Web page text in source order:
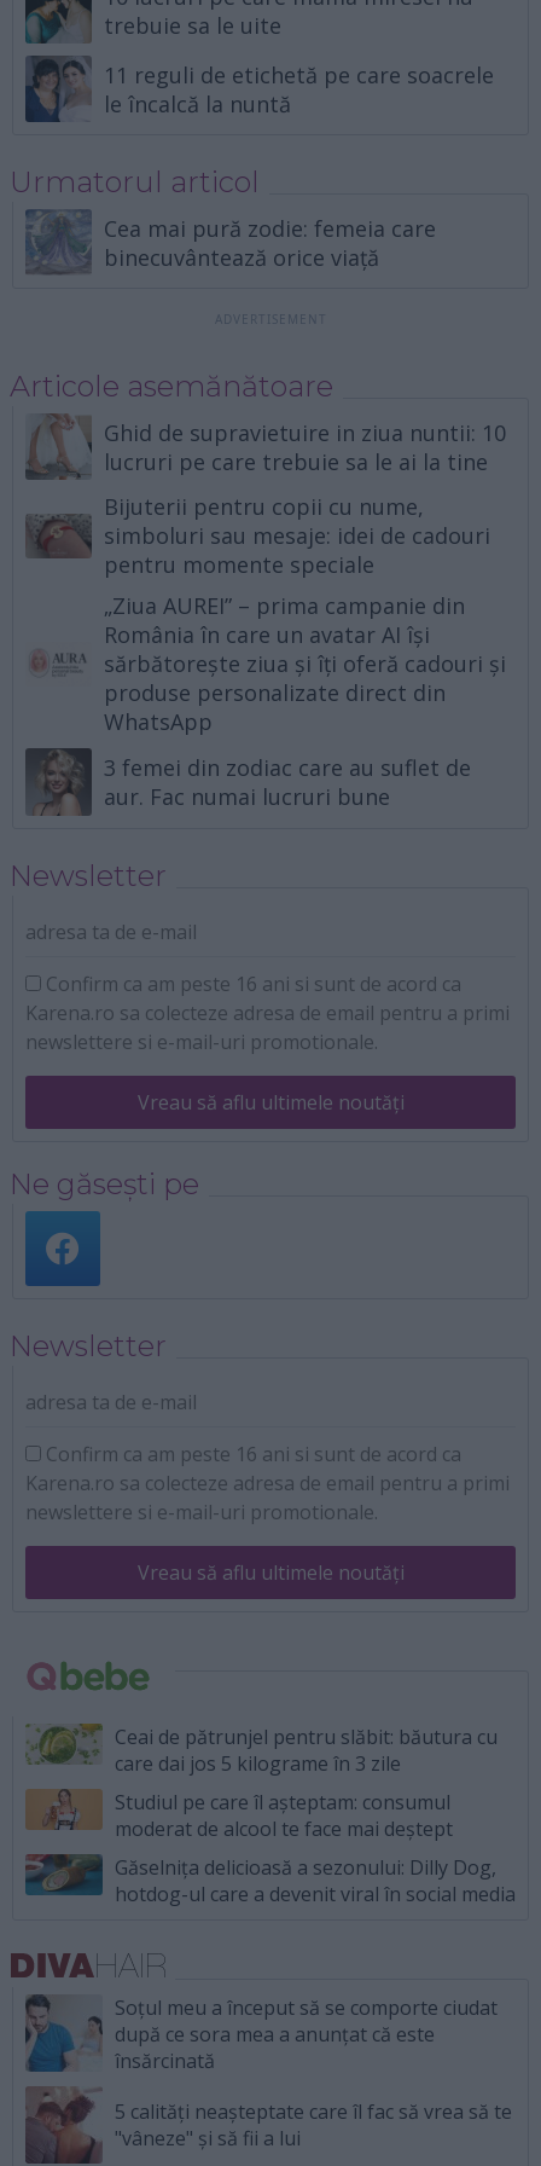
trebuie sa le uite
11 reguli de etichetă pe care soacrele
le încalcă la nuntă
Urmatorul articol
Cea mai pură zodie: femeia care
binecuvântează orice viață
Articole asemănătoare
Ghid de supravietuire in ziua nuntii: 10
lucruri pe care trebuie sa le ai la tine
Bijuterii pentru copii cu nume,
simboluri sau mesaje: idei de cadouri
pentru momente speciale
„Ziua AUREI” – prima campanie din
România în care un avatar AI își
sărbătorește ziua și îți oferă cadouri și
produse personalizate direct din
WhatsApp
3 femei din zodiac care au suflet de
aur. Fac numai lucruri bune
Newsletter
adresa ta de e-mail
Confirm ca am peste 16 ani si sunt de acord ca
Karena.ro sa colecteze adresa de email pentru a primi
newslettere si e-mail-uri promotionale.
Vreau să aflu ultimele noutăți
Ne găsești pe
Newsletter
adresa ta de e-mail
Confirm ca am peste 16 ani si sunt de acord ca
Karena.ro sa colecteze adresa de email pentru a primi
newslettere si e-mail-uri promotionale.
Vreau să aflu ultimele noutăți
Ceai de pătrunjel pentru slăbit: băutura cu
care dai jos 5 kilograme în 3 zile
Studiul pe care îl așteptam: consumul
moderat de alcool te face mai deștept
Găselnița delicioasă a sezonului: Dilly Dog,
hotdog-ul care a devenit viral în social media
Soțul meu a început să se comporte ciudat
după ce sora mea a anunțat că este
însărcinată
5 calități neașteptate care îl fac să vrea să te
"vâneze" și să fii a lui